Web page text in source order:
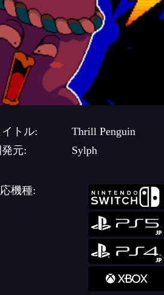
イトル:
Thrill Penguin
発元:
Sylph
機種: